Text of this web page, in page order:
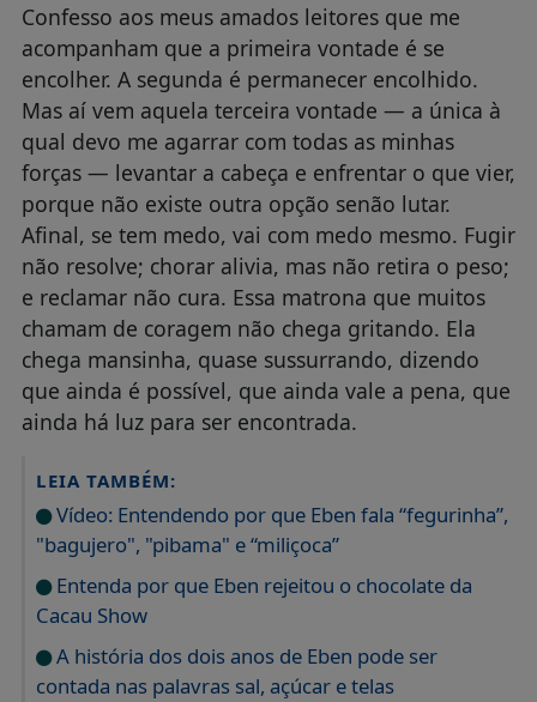
Confesso aos meus amados leitores que me
acompanham que a primeira vontade é se
encolher. A segunda é permanecer encolhido.
Mas aí vem aquela terceira vontade — a única à
qual devo me agarrar com todas as minhas
forças — levantar a cabeça e enfrentar o que vier,
porque não existe outra opção senão lutar.
Afinal, se tem medo, vai com medo mesmo. Fugir
não resolve; chorar alivia, mas não retira o peso;
e reclamar não cura. Essa matrona que muitos
chamam de coragem não chega gritando. Ela
chega mansinha, quase sussurrando, dizendo
que ainda é possível, que ainda vale a pena, que
ainda há luz para ser encontrada.
LEIA TAMBÉM:
Vídeo: Entendendo por que Eben fala “fegurinha”,
"bagujero", "pibama" e “miliçoca”
Entenda por que Eben rejeitou o chocolate da
Cacau Show
A história dos dois anos de Eben pode ser
contada nas palavras sal, açúcar e telas